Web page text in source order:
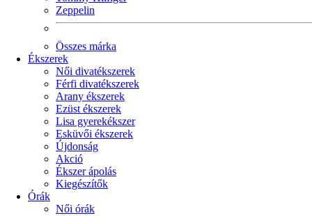
Zeppelin
Összes márka
Ékszerek
Női divatékszerek
Férfi divatékszerek
Arany ékszerek
Ezüst ékszerek
Lisa gyerekékszer
Esküvői ékszerek
Újdonság
Akció
Ékszer ápolás
Kiegészítők
Órák
Női órák